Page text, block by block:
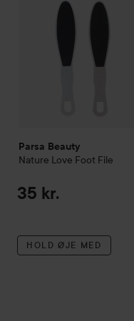
Parsa Beauty
Nature Love Foot File
35 kr.
HOLD ØJE MED